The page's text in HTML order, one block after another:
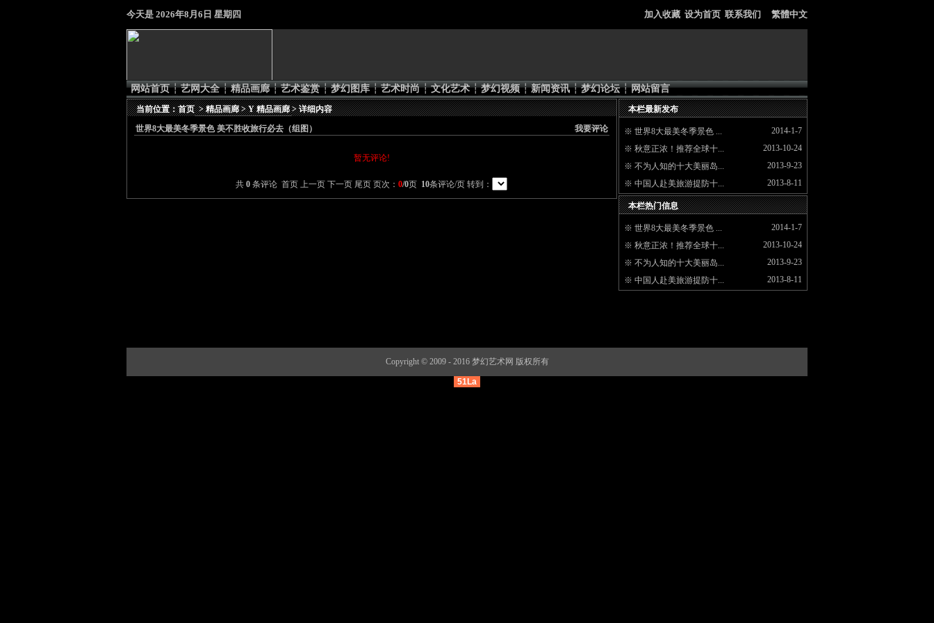
今天是 2026年8月6日 星期四 加入收藏 设为首页 联系我们 繁體中文
网站首页 ┆ 艺网大全 ┆ 精品画廊 ┆ 艺术鉴赏 ┆ 梦幻图库 ┆ 艺术时尚 ┆ 文化艺术 ┆ 梦幻视频 ┆ 新闻资讯 ┆ 梦幻论坛 ┆ 网站留言
当前位置：首页 >精品画廊>Y 精品画廊 > 详细内容
世界8大最美冬季景色 美不胜收旅行必去（组图）
我要评论
暂无评论!
共0 条评论 首页 上一页 下一页 尾页 页次：0/0页 10条评论/页 转到：
本栏最新发布
※ 世界8大最美冬季景色 ...
2014-1-7
※ 秋意正浓！推荐全球十...
2013-10-24
※ 不为人知的十大美丽岛...
2013-9-23
※ 中国人赴美旅游提防十... 2013-8-11
本栏热门信息
※ 世界8大最美冬季景色 ...
2014-1-7
※ 秋意正浓！推荐全球十...
2013-10-24
※ 不为人知的十大美丽岛...
2013-9-23
※ 中国人赴美旅游提防十... 2013-8-11
Copyright © 2009 - 2016 梦幻艺术网 版权所有
51La